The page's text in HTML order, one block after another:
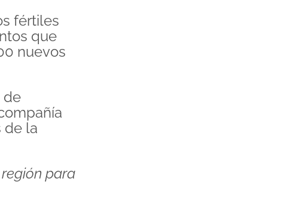
fértiles
que
nuevos
de
de la
para